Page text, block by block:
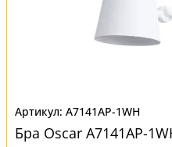
A7141AP-1WH
Бра Oscar A7141AP-